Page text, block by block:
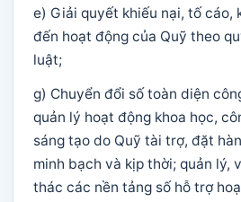
e) Giải quyết khiếu nại, tố cáo,
đến hoạt động của Quỹ theo
luật;
g) Chuyển đổi số toàn diện
quản lý hoạt động khoa học,
sáng tạo do Quỹ tài trợ, đặt
minh bạch và kịp thời; quản lý,
thác các nền tảng số hỗ trợ